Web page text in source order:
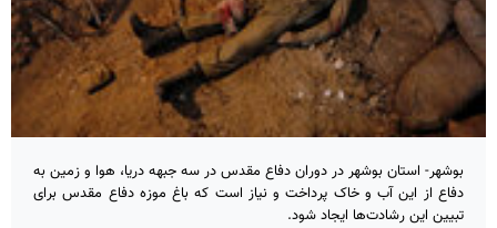
بوشهر- استان بوشهر در دوران دفاع مقدس در سه جبهه دریا، هوا و زمین به
دفاع از این آب و خاک پرداخت و نیاز است که باغ موزه دفاع مقدس برای
تبیین این رشادت‌ها ایجاد شود.